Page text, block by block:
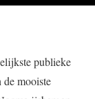
publieke
mooiste